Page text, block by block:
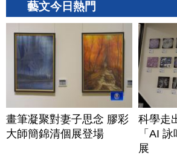
藝文今日熱門
畫筆凝聚對妻子思念 膠彩
大師簡錦清個展登場
科學走
「AI
展